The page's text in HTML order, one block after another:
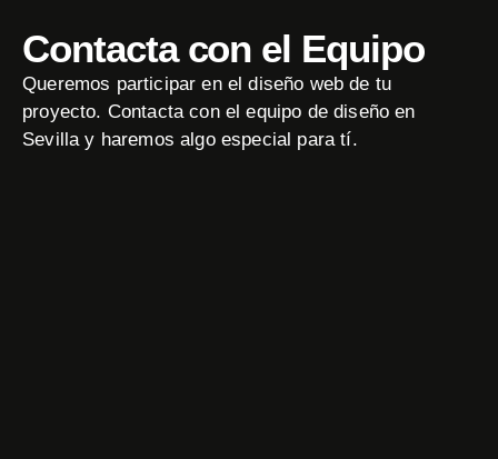
Contacta con el Equipo
Queremos participar en el diseño web de tu
proyecto. Contacta con el equipo de diseño en
Sevilla y haremos algo especial para tí.